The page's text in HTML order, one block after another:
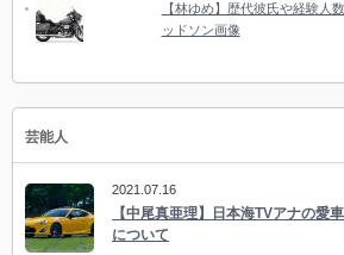
【林ゆめ】歴代彼氏や経験人
ッドソン画像
芸能人
2021.07.16
【中尾真亜理】日本海TVアナの愛
について